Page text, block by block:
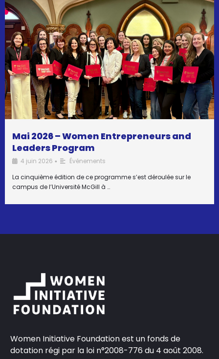
Mai 2026 – Women Entrepreneurs and
Leaders Program
4 juin 2026 •
Événements
La cinquième édition de ce programme s’est déroulée sur le
campus de l’Université McGill à …
Women Initiative Foundation est un fonds de
dotation régi par la loi n°2008-776 du 4 août 2008.